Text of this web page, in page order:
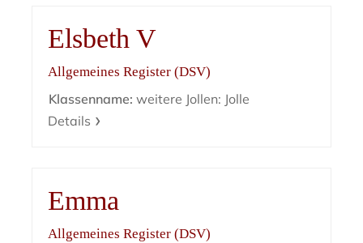
Elsbeth V
Allgemeines Register (DSV)
Klassenname: weitere Jollen: Jolle
Details
Emma
Allgemeines Register (DSV)